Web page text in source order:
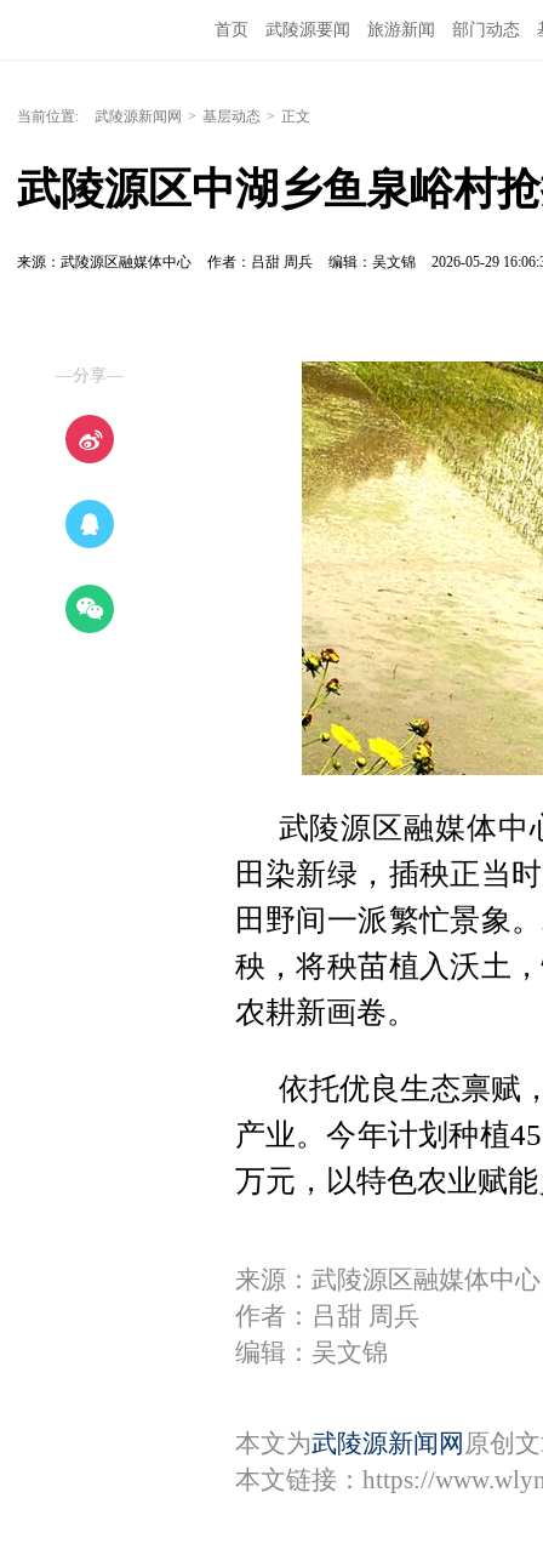
首页 武陵源要闻 旅游新闻 部门动态
当前位置: 武陵源新闻网 > 基层动态 > 正文
武陵源区中湖乡鱼泉峪村
来源：武陵源区融媒体中心 作者：吕甜 周兵 编辑：吴文锦 2026-05-29
—分享—
武陵源区融媒体中
田染新绿，插秧正当
田野间一派繁忙景象
秧，将秧苗植入沃土
农耕新画卷。
依托优良生态禀赋
产业。今年计划种植
万元，以特色农业赋
来源：武陵源区融媒体中心
作者：吕甜 周兵
编辑：吴文锦
本文为武陵源新闻网 原创
本文链接： https://